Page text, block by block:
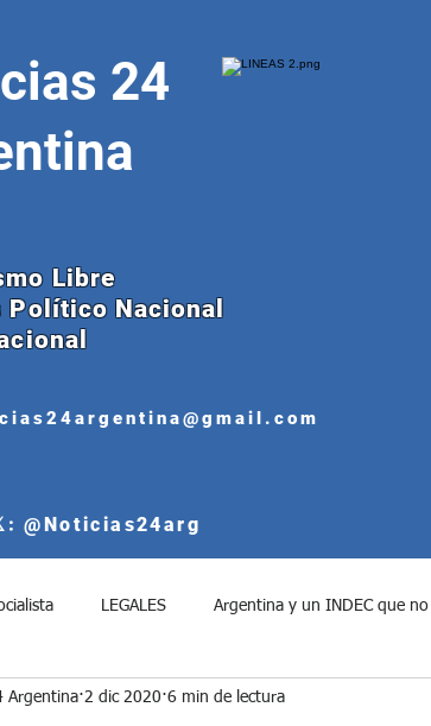
24
Libre
Político Nacional
@Noticias24arg
LEGALES Argentina y un INDEC que
Ataque de Javier Milei al period...
Argentina 2 dic 2020 6 min de lectura